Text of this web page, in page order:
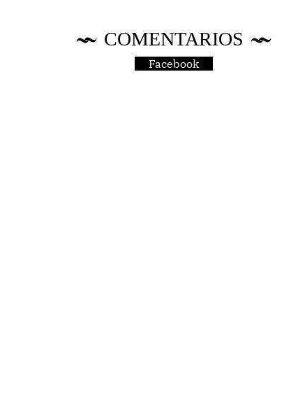
COMENTARIOS
Facebook